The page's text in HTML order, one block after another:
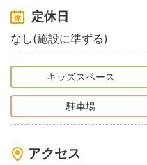
定休日
なし(施設に準ずる)
キッズスペース
駐車場
アクセス